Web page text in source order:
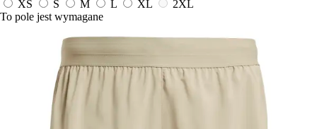
XS
S M L XL
2XL
To pole jest wymagane